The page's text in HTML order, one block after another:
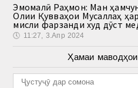
Эмомалӣ Раҳмон: Ман
Олии Қувваҳои Мусаллаҳ
мисли фарзанди худ дӯст
🕔 11:27, 3.Апр 2024
Ҳамаи